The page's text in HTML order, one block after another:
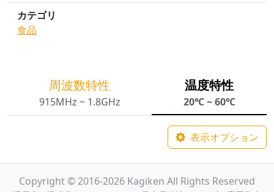
カテゴリ
食品
周波数特性
915MHz ~ 1.8GHz
温度特性
20℃ ~ 60℃
表示オプション
Copyright © 2016-2026 Kagiken All Rights Reserved